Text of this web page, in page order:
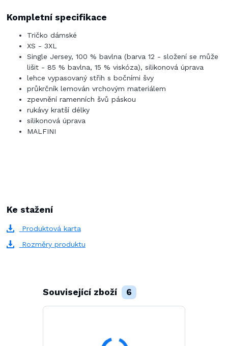
Kompletní specifikace
Tričko dámské
XS - 3XL
Single Jersey, 100 % bavlna (barva 12 - složení se může
lišit - 85 % bavlna, 15 % viskóza), silikonová úprava
lehce vypasovaný střih s bočními švy
průkrčník lemován vrchovým materiálem
zpevnění ramenních švů páskou
rukávy kratší délky
silikonová úprava
MALFINI
Ke stažení
Produktová karta
Rozměry produktu
Související zboží 6